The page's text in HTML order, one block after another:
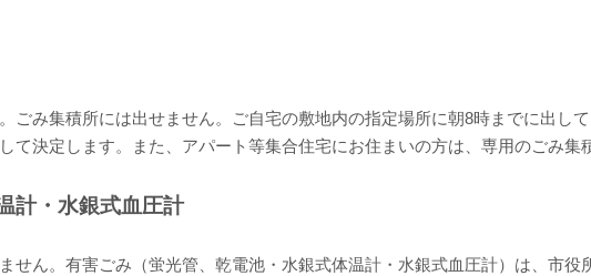
ごみ集積所には出せません。ご自宅の敷地内の指定場所に朝8時までに出して
て決定します。また、アパート等集合住宅にお住まいの方は、専用のごみ集
計・水銀式血圧計
せん。有害ごみ（蛍光管、乾電池・水銀式体温計・水銀式血圧計）は、市役